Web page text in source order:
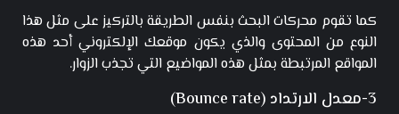
كما تقوم محركات البحث بنفس الطريقة بالتركيز على مثل هذا
النوع من المحتوى والذي يكون موقعك الإلكتروني أحد هذه
المواقع المرتبطة بمثل هذه المواضيع التي تجذب الزوار.
3-معدل الارتداد (Bounce rate)